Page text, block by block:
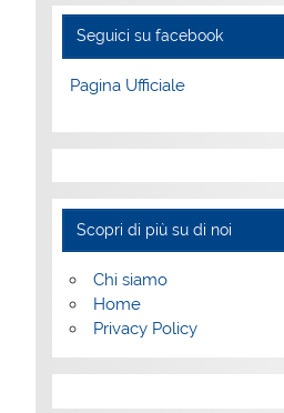
Seguici su facebook
Pagina Ufficiale
Scopri di più su di noi
Chi siamo
Home
Privacy Policy